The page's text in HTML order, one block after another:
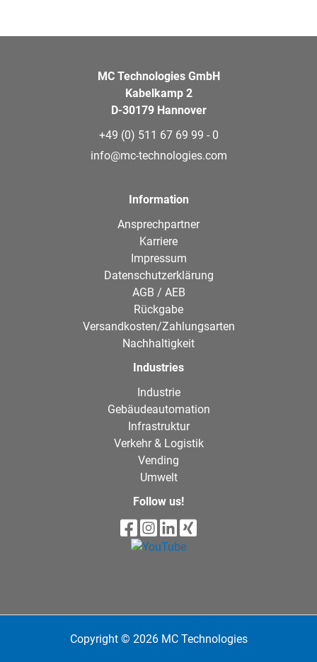
MC Technologies GmbH
Kabelkamp 2
D-30179 Hannover
+49 (0) 511 67 69 99 - 0
info@mc-technologies.com
Information
Ansprechpartner
Karriere
Impressum
Datenschutzerklärung
AGB / AEB
Rückgabe
Versandkosten/Zahlungsarten
Nachhaltigkeit
Industries
Industrie
Gebäudeautomation
Infrastruktur
Verkehr & Logistik
Vending
Umwelt
Follow us!
Copyright © 2026 MC Technologies